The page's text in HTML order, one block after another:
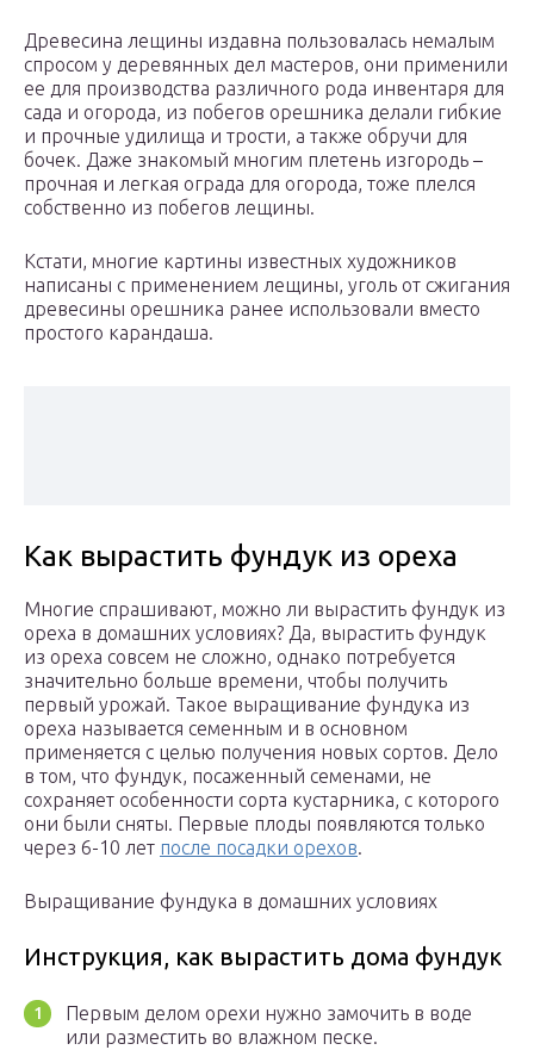
Древесина лещины издавна пользовалась немалым
спросом у деревянных дел мастеров, они применили
ее для производства различного рода инвентаря для
сада и огорода, из побегов орешника делали гибкие
и прочные удилища и трости, а также обручи для
бочек. Даже знакомый многим плетень изгородь –
прочная и легкая ограда для огорода, тоже плелся
собственно из побегов лещины.
Кстати, многие картины известных художников
написаны с применением лещины, уголь от сжигания
древесины орешника ранее использовали вместо
простого карандаша.
Как вырастить фундук из ореха
Многие спрашивают, можно ли вырастить фундук из
ореха в домашних условиях? Да, вырастить фундук
из ореха совсем не сложно, однако потребуется
значительно больше времени, чтобы получить
первый урожай. Такое выращивание фундука из
ореха называется семенным и в основном
применяется с целью получения новых сортов. Дело
в том, что фундук, посаженный семенами, не
сохраняет особенности сорта кустарника, с которого
они были сняты. Первые плоды появляются только
через 6-10 лет после посадки орехов.
Выращивание фундука в домашних условиях
Инструкция, как вырастить дома фундук
Первым делом орехи нужно замочить в воде
или разместить во влажном песке.